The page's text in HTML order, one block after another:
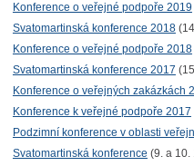
Konference o veřejné podpoře 2019
Svatomartinská konference 2018
Konference o veřejné podpoře 2018
Svatomartinská konference 2017
Konference o veřejných zakázkách
Konference k veřejné podpoře 2017
Podzimní konference v oblasti
Svatomartinská konference (9. a 10.